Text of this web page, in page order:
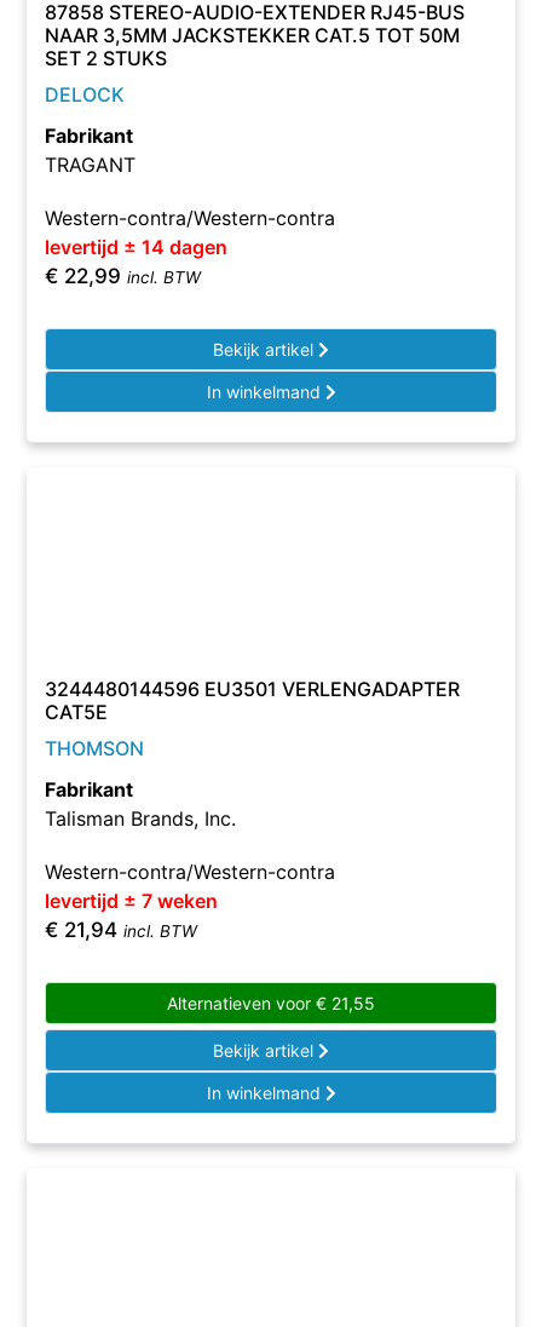
87858 STEREO-AUDIO-EXTENDER RJ45-BUS
NAAR 3,5MM JACKSTEKKER CAT.5 TOT 50M
SET 2 STUKS
DELOCK
Fabrikant
TRAGANT
Western-contra/Western-contra
levertijd ± 14 dagen
€ 22,99 incl. BTW
Bekijk artikel
In winkelmand
3244480144596 EU3501 VERLENGADAPTER
CAT5E
THOMSON
Fabrikant
Talisman Brands, Inc.
Western-contra/Western-contra
levertijd ± 7 weken
€ 21,94 incl. BTW
Alternatieven voor € 21,55
Bekijk artikel
In winkelmand